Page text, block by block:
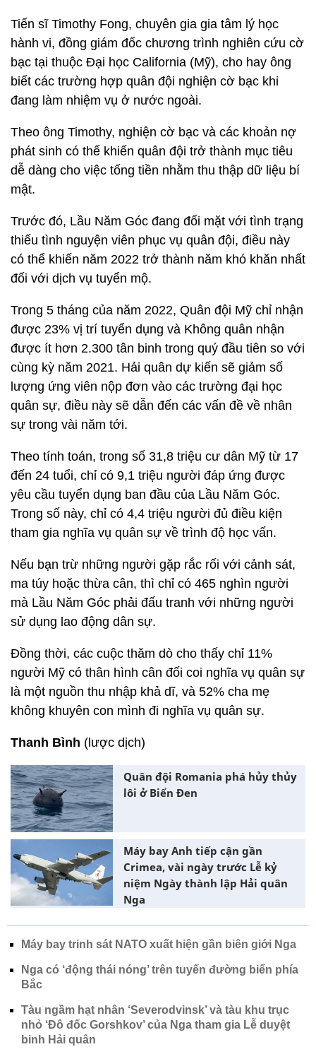
Tiến sĩ Timothy Fong, chuyên gia gia tâm lý học
hành vi, đồng giám đốc chương trình nghiên cứu cờ
bạc tại thuộc Đại học California (Mỹ), cho hay ông
biết các trường hợp quân đội nghiện cờ bạc khi
đang làm nhiệm vụ ở nước ngoài.
Theo ông Timothy, nghiện cờ bạc và các khoản nợ
phát sinh có thể khiến quân đội trở thành mục tiêu
dễ dàng cho việc tống tiền nhằm thu thập dữ liệu bí
mật.
Trước đó, Lầu Năm Góc đang đối mặt với tình trạng
thiếu tình nguyện viên phục vụ quân đội, điều này
có thể khiến năm 2022 trở thành năm khó khăn nhất
đối với dịch vụ tuyển mộ.
Trong 5 tháng của năm 2022, Quân đội Mỹ chỉ nhận
được 23% vị trí tuyển dụng và Không quân nhận
được ít hơn 2.300 tân binh trong quý đầu tiên so với
cùng kỳ năm 2021. Hải quân dự kiến ​​sẽ giảm số
lượng ứng viên nộp đơn vào các trường đại học
quân sự, điều này sẽ dẫn đến các vấn đề về nhân
sự trong vài năm tới.
Theo tính toán, trong số 31,8 triệu cư dân Mỹ từ 17
đến 24 tuổi, chỉ có 9,1 triệu người đáp ứng được
yêu cầu tuyển dụng ban đầu của Lầu Năm Góc.
Trong số này, chỉ có 4,4 triệu người đủ điều kiện
tham gia nghĩa vụ quân sự về trình độ học vấn.
Nếu bạn trừ những người gặp rắc rối với cảnh sát,
ma túy hoặc thừa cân, thì chỉ có 465 nghìn người
mà Lầu Năm Góc phải đấu tranh với những người
sử dụng lao động dân sự.
Đồng thời, các cuộc thăm dò cho thấy chỉ 11%
người Mỹ có thân hình cân đối coi nghĩa vụ quân sự
là một nguồn thu nhập khả dĩ, và 52% cha mẹ
không khuyên con mình đi nghĩa vụ quân sự.
Thanh Bình (lược dịch)
Quân đội Romania phá hủy thủy
lôi ở Biển Đen
Máy bay Anh tiếp cận gần
Crimea, vài ngày trước Lễ kỷ
niệm Ngày thành lập Hải quân
Nga
Máy bay trinh sát NATO xuất hiện gần biên giới Nga
Nga có ‘động thái nóng’ trên tuyến đường biển phía
Bắc
Tàu ngầm hạt nhân ‘Severodvinsk’ và tàu khu trục
nhỏ ‘Đô đốc Gorshkov’ của Nga tham gia Lễ duyệt
binh Hải quân